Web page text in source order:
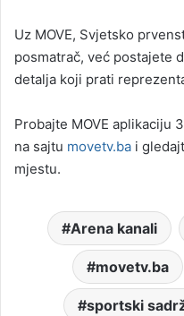
Uz MOVE, Svjetsko
posmatrač, već postajete
detalja koji prati
Probajte MOVE aplikaciju
na sajtu movetv.ba i
mjestu.
Arena kanali
movetv.ba
sportski